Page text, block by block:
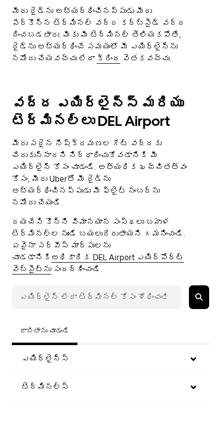
మీరు రైడ్‌ను అభ్యర్థించినప్పుడు మీరు
పేర్కొన్న టెర్మినల్ వద్ద కర్బ్‌సైడ్ వద్ద
దించబడతారు. మీకు మీ టెర్మినల్ తెలియకపోతే,
రైడ్‌ను అభ్యర్థించే సమయంలో మీ ఎయిర్‌లైన్‌ను
నమోదు చేయవచ్చు లేదా క్రింద వెతకవచ్చు.
వద్ద ఎయిర్లైన్స్ మరియు
టెర్మినల్లు DEL Airport
మీరు సరైన నిష్క్రమణల గేట్ వద్దకు
చేరుకున్నారని నిర్ధారించుకోవడానికి మీ
ఎయిర్లైన్ కోసం చూడండి. అత్యధిక ఖచ్చితత్వం
కోసం, మీరు Uberతో మీ రైడ్ను
అభ్యర్థించినప్పుడు మీ ఫ్లైట్ నంబర్ను
నమోదు చేయండి.
దయచేసి కొన్ని విమానయాన సంస్థలు బహుళ
టెర్మినల్ల నుండి బయలుదేరుతాయని గమనించండి.
ఏవైనా సర్వీస్ మార్పులను
చూడడానికి అధికారిక DEL Airport ఎయిర్‌؜పోర్ట్
వెబ్؜సైట్؜ను సందర్శించండి.
జాబితాను చూడండి
ఎయిర్లైన్స్
టెర్మినల్స్